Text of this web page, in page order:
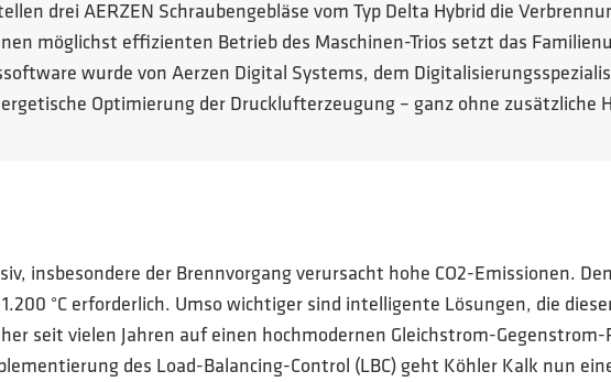
drei AERZEN Schraubengebläse vom Typ Delta Hybrid die
möglichst effizienten Betrieb des Maschinen-Trios setzt das
wurde von Aerzen Digital Systems, dem
Optimierung der Drucklufterzeugung – ganz ohne zusätzliche
insbesondere der Brennvorgang verursacht hohe CO2-Emissionen.
°C erforderlich. Umso wichtiger sind intelligente Lösungen, die
seit vielen Jahren auf einen hochmodernen Gleichstrom-Gegenstrom-
des Load-Balancing-Control (LBC) geht Köhler Kalk nun